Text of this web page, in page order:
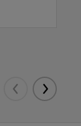
Eelmised